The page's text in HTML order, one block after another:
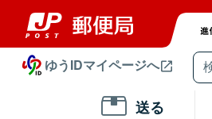
ゆうIDマイページへ
送る